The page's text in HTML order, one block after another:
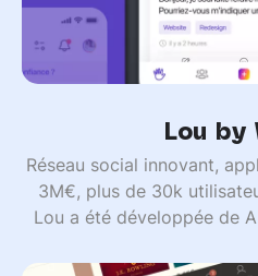
Lou by
Réseau social innovant,
3M€, plus de 30k
Lou a été développée de